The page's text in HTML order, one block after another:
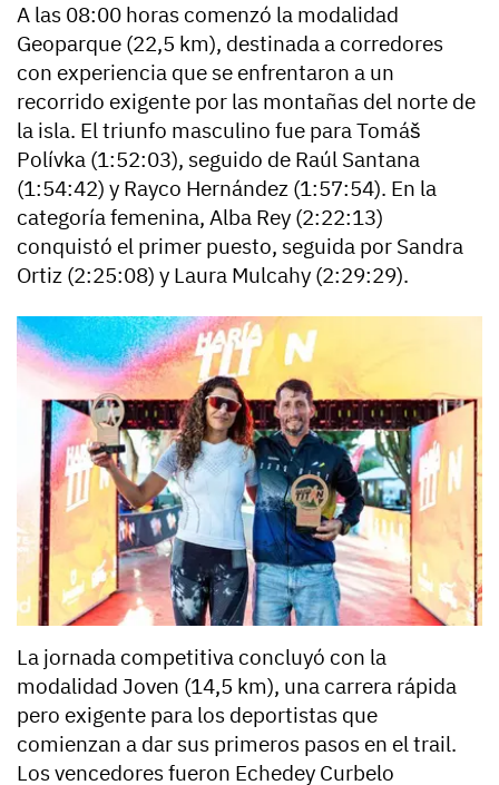
A las 08:00 horas comenzó la modalidad
Geoparque (22,5 km), destinada a corredores
con experiencia que se enfrentaron a un
recorrido exigente por las montañas del norte de
la isla. El triunfo masculino fue para Tomáš
Polívka (1:52:03), seguido de Raúl Santana
(1:54:42) y Rayco Hernández (1:57:54). En la
categoría femenina, Alba Rey (2:22:13)
conquistó el primer puesto, seguida por Sandra
Ortiz (2:25:08) y Laura Mulcahy (2:29:29).
La jornada competitiva concluyó con la
modalidad Joven (14,5 km), una carrera rápida
pero exigente para los deportistas que
comienzan a dar sus primeros pasos en el trail.
Los vencedores fueron Echedey Curbelo